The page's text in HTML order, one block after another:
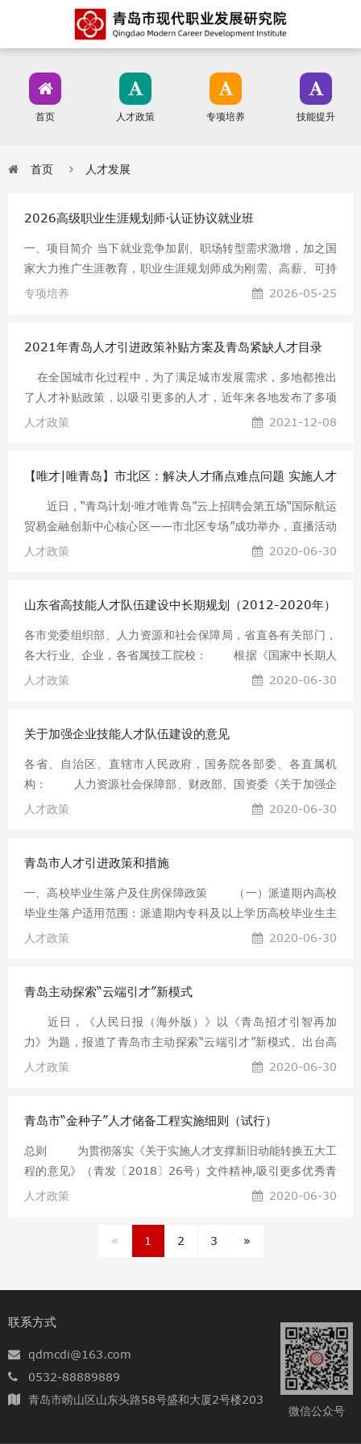
首页 人才政策 专项培养 技能提升
首页 人才发展
2026高级职业生涯规划师·认证协议就业班
一、项目简介 当下就业竞争加剧、职场转型需求激增，加之国
家大力推广生涯教育，职业生涯规划师成为刚需、高薪、可持
续的热门职业。本项目主打实战教学，融合理论、工具与案
企业赋能等工作的专业能力。 二、适合人群 不限专业、不限基
础，适合所有想提升自我、转型增收的人群： 职场人士：面临
职业瓶颈、想要转型、拓展副业的上班族和管理者。 教育从业
培训师：需要提升员工职业辅导、人才留存与团队赋能能力。
道。 在校大
专项培养 2026-05-25
2021年青岛人才引进政策补贴方案及青岛紧缺人才目录
在全国城市化过程中，为了满足城市发展需求，多地都推出
了人才补贴政策，以吸引更多的人才，近年来各地发布了多项
政策，从各方面对各地人才敞开大门，那么2018年青岛人才引
市政府印发《关于实施人才支撑新旧动能转换五大工程的意
见》。重点围绕我市20大产业领域，加大人才集聚力度，利用
5年时间集聚100万优秀人才。 2018年青岛人才引进政策补贴
⊙为来青在站博士后2年内发放12万元生活及住房补贴;将出站
人才政策 2021-12-08
【唯才|唯青岛】市北区：解决人才痛点难点问题 实施人才
高地建设六大工程
近日，“青鸟计划·唯才唯青岛”云上招聘会第五场“国际航运
贸易金融创新中心核心区——市北区专场”成功举办，直播活动
中市北区首次发布了人才新政《关于实施国际航运贸易金融创
才的实际需求，坚持平台思维、生态思维、市场思维，提出实
施产业人才支撑、创业精英引领、本土人才培育、市场化招
引、青年人才集聚、人才服务保障六大工程，进一步解决人才
融创新中心核心区人才高地。 出台高层次人才认定办法 人才政
一、门槛过高等原因
人才政策 2020-06-30
山东省高技能人才队伍建设中长期规划（2012-2020年）
各市党委组织部、人力资源和社会保障局，省直各有关部门，
各大行业、企业，各省属技工院校： 根据《国家中长期人
才发展规划纲要（2010—2020年）》、《高技能人才队伍建
伍建设中长期规划（2012—2020年）》（以下简称《高技能
人才规划》）。经省人才工作领导小组同意，现印发给你们，
请结合实际认真贯彻执行。 要坚持党管人才的原则，树
工作的重要组成部分，放在人才工作的突出位置抓实抓好。要
科学合理的发展目标，采取切
人才政策 2020-06-30
关于加强企业技能人才队伍建设的意见
各省、自治区、直辖市人民政府，国务院各部委、各直属机
构： 人力资源社会保障部、财政部、国资委《关于加强企
业技能人才队伍建设的意见》已经国务院同意，现转发给你
资委） 企业技能人才是我国人才队伍的重要组成部分，是
推动经济社会发展的重要力量。加强企业技能人才队伍建设，
是增强企业核心竞争力、推动产业转型升级和提升企业创新能
的有效手段，是深入实施人才强国战略和科教兴国战略、建设
人才政策 2020-06-30
青岛市人才引进政策和措施
一、高校毕业生落户及住房保障政策 （一）派遣期内高校
毕业生落户适用范围：派遣期内专科及以上学历高校毕业生主
要内容及程序： 1.先落户后就业：派遣期内有在青就业意
青就业落户：派遣期内已在青落实就业单位的专科及以上学历
高校毕业生，可根据公安部门要求依次到本人合法固定住所、
单位集体户、单位注册所在地区（市）公安部门办理户口迁移
公安派出所办理落户。 （二）在青就业高校毕业生住房
人才政策 2020-06-30
青岛主动探索“云端引才”新模式
近日，《人民日报（海外版）》以《青岛招才引智再加
力》为题，报道了青岛市主动探索“云端引才”新模式、出台高
含金量引才新政等一系列引才新举，引起社会广泛关注——
加码。 疫情发生后，青岛主动探索“云端引才”新模式；出
台高含金量引才新政，为人才打造定制化精细服务；完善产业
链，为人才搭建建功立业平台……一系列引才新举，引起广泛关
云端进行面试……受疫情影响，“不打烊”的“云引才”模式受到地
人才政策 2020-06-30
青岛市“金种子”人才储备工程实施细则（试行）
总则 为贯彻落实《关于实施人才支撑新旧动能转换五大工
程的意见》（青发〔2018〕26号）文件精神,吸引更多优秀青
年人才来青创新创业，特制定本实施细则。 第二条 “金种
生活及实习补贴，以人才储备方式集聚一批助推青岛市新旧动
在青岛市注册的企业引进“金种子”人才应符合以下条件：
人才政策 2020-06-30
« 1 2 3 »
联系方式
qdmcdi@163.com
0532-88889889
青岛市崂山区山东头路58号盛和大厦2号楼203
微信公众号